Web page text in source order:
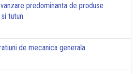
predominanta de produse
tutun
de mecanica generala